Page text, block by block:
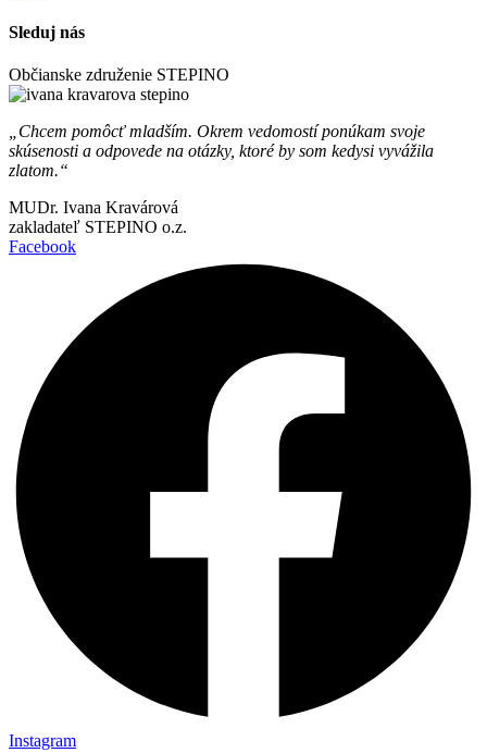
Sleduj nás
Občianske združenie STEPINO
„Chcem pomôcť mladším. Okrem vedomostí ponúkam svoje
skúsenosti a odpovede na otázky, ktoré by som kedysi vyvážila
zlatom.“
MUDr. Ivana Kravárová
zakladateľ STEPINO o.z.
Facebook
Instagram